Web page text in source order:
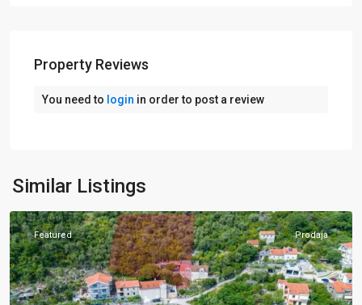
Property Reviews
You need to login in order to post a review
Similar Listings
Kotor
Featured Prodaja